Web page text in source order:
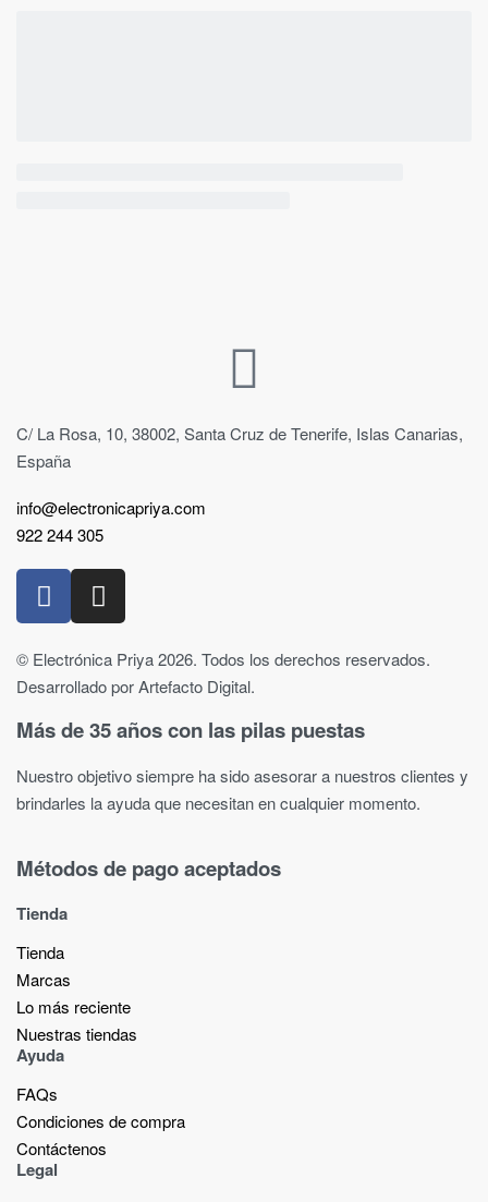
C/ La Rosa, 10, 38002, Santa Cruz de Tenerife, Islas Canarias,
España
info@electronicapriya.com
922 244 305
© Electrónica Priya 2026. Todos los derechos reservados.
Desarrollado por Artefacto Digital.
Más de 35 años con las pilas puestas
Nuestro objetivo siempre ha sido asesorar a nuestros clientes y
brindarles la ayuda que necesitan en cualquier momento.
Métodos de pago aceptados
Tienda
Tienda
Marcas
Lo más reciente​
Nuestras tiendas​
Ayuda
FAQs
Condiciones de compra
Contáctenos
Legal